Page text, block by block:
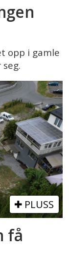
opp i gamle
PLUSS
få